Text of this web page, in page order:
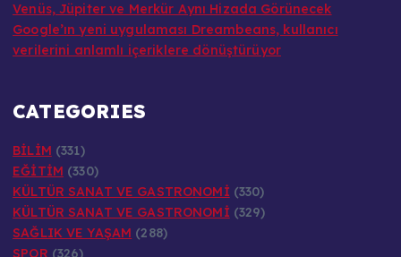
Google’ın yeni uygulaması Dreambeans, kullanıcı
verilerini anlamlı içeriklere dönüştürüyor
EĞİTİM(330)
KÜLTÜR SANAT VE GASTRONOMİ
KÜLTÜR SANAT VE GASTRONOMİ(329)
SAĞLIK VE YAŞAM(288)
SPOR(326)